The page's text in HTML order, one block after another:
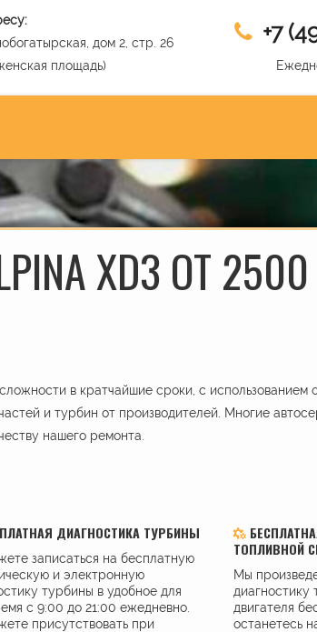
дом 2, стр. 26
площадь)
+7
XD3 ОТ
в кратчайшие сроки, с использованием
и турбин от производителей. Многие
нашего ремонта.
ДИАГНОСТИКА ТУРБИНЫ
записаться на бесплатную
и электронную
турбины в удобное для
с 9:00 до 21:00 ежедневно.
присутствовать при
ТОПЛИВНОЙ
Мы
диагностику
двигателя
останетесь